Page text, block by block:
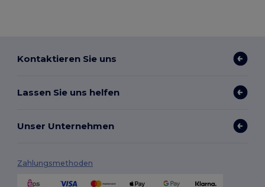
Kontaktieren Sie uns
Lassen Sie uns helfen
Unser Unternehmen
Zahlungsmethoden